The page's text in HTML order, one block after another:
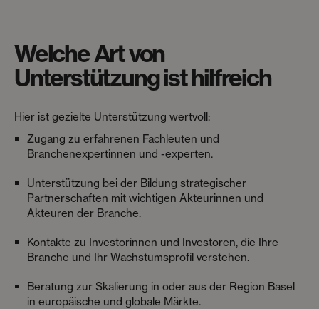
Welche Art von
Unterstützung ist hilfreich
Hier ist gezielte Unterstützung wertvoll:
Zugang zu erfahrenen Fachleuten und
Branchenexpertinnen und -experten.
Unterstützung bei der Bildung strategischer
Partnerschaften mit wichtigen Akteurinnen und
Akteuren der Branche.
Kontakte zu Investorinnen und Investoren, die Ihre
Branche und Ihr Wachstumsprofil verstehen.
Beratung zur Skalierung in oder aus der Region Basel
in europäische und globale Märkte.